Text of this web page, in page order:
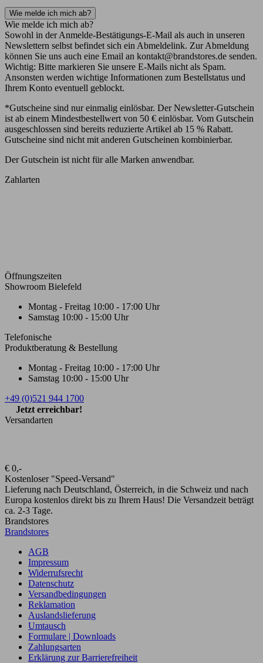
Wie melde ich mich ab?
Wie melde ich mich ab?
Sowohl in der Anmelde-Bestätigungs-E-Mail als auch in unseren
Newslettern selbst befindet sich ein Abmeldelink. Zur Abmeldung
können Sie uns auch eine Email an kontakt@brandstores.de senden.
Wichtig: Bitte markieren Sie unsere E-Mails nicht als Spam.
Ansonsten werden wichtige Informationen zum Bestellstatus und
Ihrem Konto eventuell geblockt.
*Gutscheine sind nur einmalig einlösbar. Der Newsletter-Gutschein
ist ab einem Mindestbestellwert von 50 € einlösbar. Vom Gutschein
ausgeschlossen sind bereits reduzierte Artikel ab 15 % Rabatt.
Gutscheine sind nicht mit anderen Gutscheinen kombinierbar.
Der Gutschein ist nicht für alle Marken anwendbar.
Zahlarten
Öffnungszeiten
Showroom Bielefeld
Montag - Freitag 10:00 - 17:00 Uhr
Samstag 10:00 - 15:00 Uhr
Telefonische
Produktberatung & Bestellung
Montag - Freitag 10:00 - 17:00 Uhr
Samstag 10:00 - 15:00 Uhr
+49 (0)521 944 1700
Jetzt erreichbar!
Versandarten
€ 0,-
Kostenloser "Speed-Versand"
Lieferung nach Deutschland, Österreich, in die Schweiz und nach
Europa kostenlos direkt bis zu Ihrem Haus! Die Versandzeit beträgt
ca. 2-3 Tage.
Brandstores
Brandstores
AGB
Impressum
Widerrufsrecht
Datenschutz
Versandbedingungen
Reklamation
Auslandslieferung
Umtausch
Formulare | Downloads
Zahlungsarten
Erklärung zur Barrierefreiheit